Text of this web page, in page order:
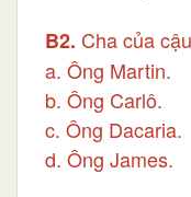
B2. Cha của
a. Ông Martin.
b. Ông Carlô.
c. Ông Dacaria.
d. Ông James.